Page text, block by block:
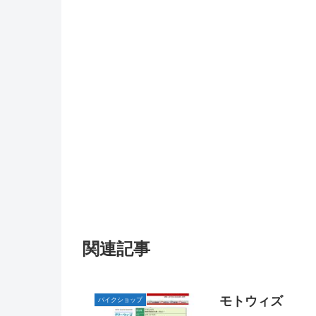
関連記事
バイクショップ モトウィズ